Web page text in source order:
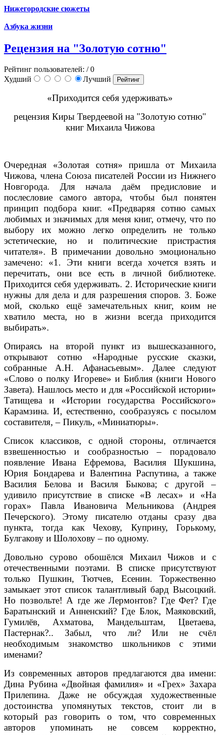
Нижегородские сюжеты
Азбука жизни
Рецензия на "Золотую сотню"
Рейтинг пользователей: / 0
Худший
Лучший
«Приходится себя удерживать»
рецензия Киры Твердеевой на "Золотую сотню"
книг Михаила Чижова
Очередная «Золотая сотня» пришла от Михаила
Чижова, члена Союза писателей России из Нижнего
Новгорода. Для начала даём предисловие и
послесловие самого автора, чтобы был понятен
принцип подбора книг. «Предваряя сотню самых
любимых и значимых для меня книг, отмечу, что по
выбору их можно легко определить не только
эстетические, но и политические пристрастия
читателя». В примечании довольно эмоционально
замечено: «1. Эти книги всегда хочется взять и
перечитать, они все есть в личной библиотеке.
Приходится себя удерживать. 2. Исторические книги
нужны для дела и для разрешения споров. 3. Боже
мой, сколько ещё замечательных книг, коим не
хватило места, но в жизни всегда приходится
выбирать».
Опираясь на второй пункт из вышесказанного,
открывают сотню «Народные русские сказки,
собранные А.Н. Афанасьевым». Далее следуют
«Слово о полку Игореве» и Библия (книги Нового
Завета). Нашлось место и для «Российской истории»
Татищева и «Истории государства Российского»
Карамзина. И, естественно, сообразуясь с посылом
составителя, – Пикуль, «Миниатюры».
Список классиков, с одной стороны, отличается
взвешенностью и сообразностью – порадовало
появление Ивана Ефремова, Василия Шукшина,
Юрия Бондарева и Валентина Распутина, а также
Василия Белова и Василя Быкова; с другой –
удивило присутствие в списке «В лесах» и «На
горах» Павла Ивановича Мельникова (Анд­рея
Печерского). Этому писателю отданы сразу два
пункта, тогда как Чехову, Куприну, Горькому,
Булгакову и Шолохову – по одному.
Довольно сурово обошёлся Михаил Чижов и с
отечественными поэтами. В списке присутствуют
только Пушкин, Тютчев, Есенин. Торжественно
замыкает этот список талантливый бард Высоцкий.
Но позвольте! А где же Лермонтов? Где Фет? Где
Баратынский и Анненский? Где Блок, Маяковский,
Гумилёв, Ахматова, Мандельштам, Цветаева,
Пастернак?.. Забыл, что ли? Или не счёл
необходимым знакомство школьников с этими
именами?
Из современных авторов предлагаются два имени:
Дина Рубина «Двойная фамилия» и «Грех» Захара
Прилепина. Даже не обсуждая художественные
достоинства упомянутых текстов, стоит ли в
который раз говорить о том, что современных
авторов упоминать не совсем корректно,